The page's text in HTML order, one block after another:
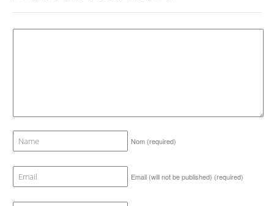
Nom (required)
Email (will not be published) (required)